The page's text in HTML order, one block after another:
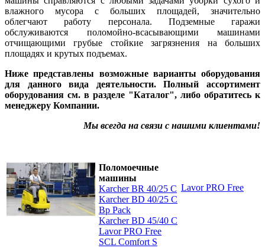
влажного мусора с больших площадей, значительно
облегчают работу персонала. Подземные гаражи
обслуживаются поломойно-всасывающими машинами
отчищающими грубые стойкие загрязнения на больших
площадях и крутых подъемах.
Ниже представлены возможные варианты оборудования
для данного вида деятельности. Полный ассортимент
оборудования см. в разделе "Каталог", либо обратитесь к
менеджеру Компании.
Мы всегда на связи с нашими клиентами!
Поломоечные
машины
Karcher BR 40/25 С
Karcher BD 40/25 C
Bp Pack
Karcher BD 45/40 C
Lavor PRO Free
SCL Comfort S
Lavor PRO Free